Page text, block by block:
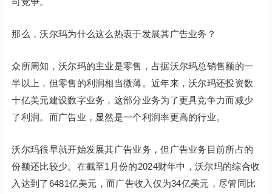
那么，沃尔玛为什么这么热衷于发展其广告业务？
众所周知，沃尔玛的主业是零售，占据沃尔玛总销售额的一
半以上，但零售的利润相当微薄。近年来，沃尔玛还投资数
十亿美元建设数字业务，这部分业务为了更具竞争力而减少
了利润。而广告业，显然是一个利润率更高的行业。
沃尔玛很早就开始发展其广告业务，但广告业务目前所占的
份额还比较少。在截至1月份的2024财年中，沃尔玛的综合收
入达到了6481亿美元，而广告收入仅为34亿美元，尽管同比